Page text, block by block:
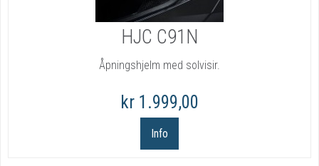
HJC C91N
Åpningshjelm med solvisir.
kr 1.999,00
Info